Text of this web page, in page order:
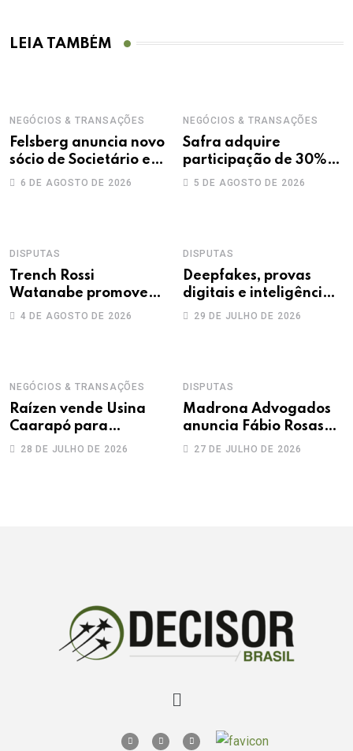
LEIA TAMBÉM
NEGÓCIOS & TRANSAÇÕES
Felsberg anuncia novo
sócio de Societário e
M&A
6 DE AGOSTO DE 2026
NEGÓCIOS & TRANSAÇÕES
Safra adquire
participação de 30%
na Treecorp
5 DE AGOSTO DE 2026
DISPUTAS
Trench Rossi
Watanabe promove
sete advogados a
4 DE AGOSTO DE 2026
DISPUTAS
Deepfakes, provas
digitais e inteligência
artificial: novos
29 DE JULHO DE 2026
NEGÓCIOS & TRANSAÇÕES
Raízen vende Usina
Caarapó para
Adecoagro em
28 DE JULHO DE 2026
DISPUTAS
Madrona Advogados
anuncia Fábio Rosas
como novo sócio
27 DE JULHO DE 2026